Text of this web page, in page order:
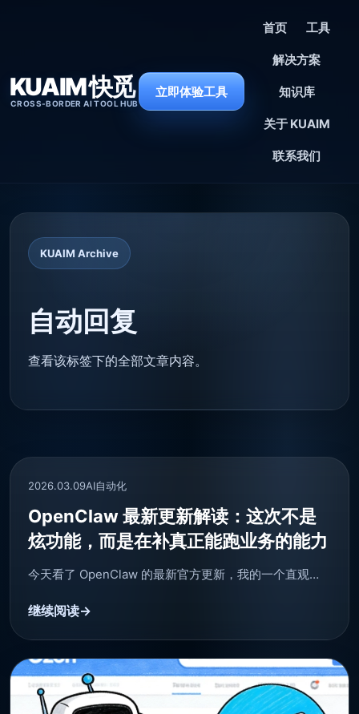
KUAIM 快觅
CROSS-BORDER AI TOOL HUB
首页 工具
解决方案
知识库
关于 KUAIM
联系我们
立即体验工具
KUAIM Archive
自动回复
查看该标签下的全部文章内容。
2026.03.09AI自动化
OpenClaw 最新更新解读：这次不是
炫功能，而是在补真正能跑业务的能力
今天看了 OpenClaw 的最新官方更新，我的一个直观…
继续阅读